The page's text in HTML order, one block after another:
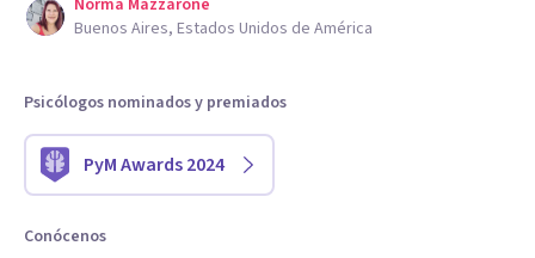
Norma Mazzarone
Buenos Aires, Estados Unidos de América
Psicólogos nominados y premiados
PyM Awards 2024
Conócenos